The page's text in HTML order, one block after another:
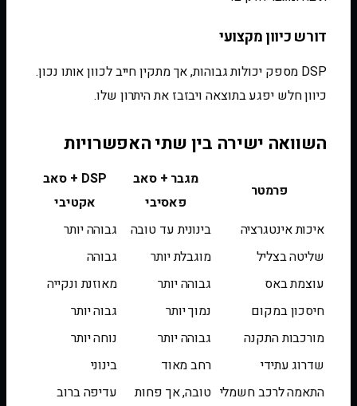
דורש כיוון מקצועי
DSP מספק יכולות גבוהות, אך מתקין חייב לכוון אותו נכון.
כיוון חלש יפגע בתוצאה ויבזבז את היתרון שלו.
השוואה ישירה בין שתי האפשרויות
פרמטר
מגבר + סאב
פאסיבי
DSP + סאב
אקטיבי
איכות אינטגרציה
בינונית עד טובה
גבוהה יותר
שליטה בצליל
מוגבלת יותר
גבוהה
עוצמת באס
גבוהה יותר
מאוזנת ונקייה
חיסכון במקום
נמוך יותר
גבוה יותר
מורכבות התקנה
גבוהה יותר
נוחה יותר
שדרוג עתידי
רחב מאוד
בינוני
התאמה לרכב חשמלי טובה, אך פחות
עדיפה ברוב